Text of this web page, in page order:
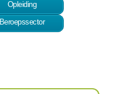
Opleiding
Beroepssector